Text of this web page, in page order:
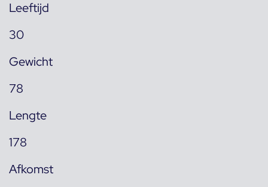
Leeftijd
30
Gewicht
78
Lengte
178
Afkomst